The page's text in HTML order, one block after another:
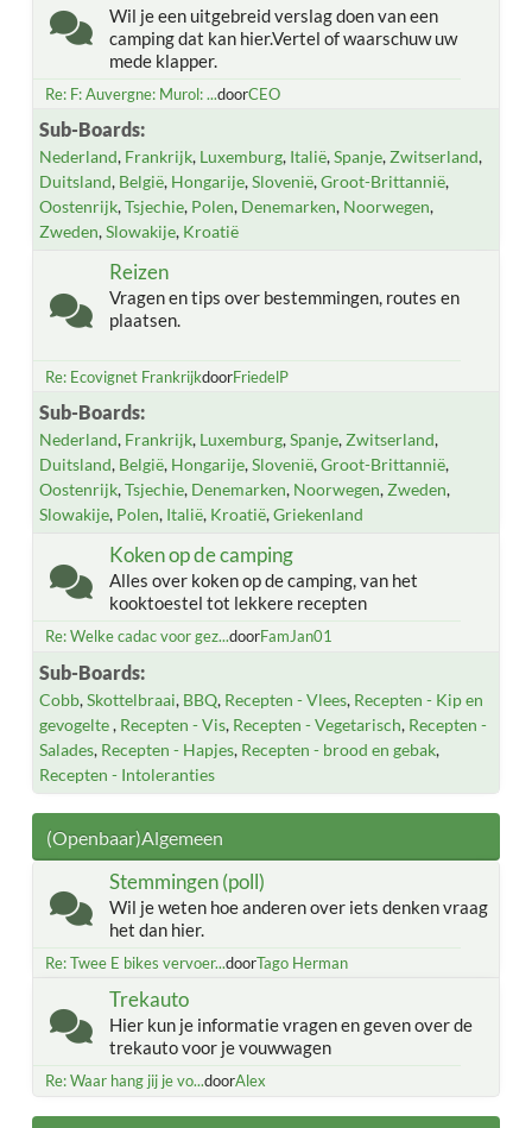
Wil je een uitgebreid verslag doen van een
camping dat kan hier.Vertel of waarschuw uw
mede klapper.
Re: F: Auvergne: Murol: ...doorCEO
Sub-Boards
Nederland Frankrijk Luxemburg Italië Spanje Zwitserland
Duitsland België Hongarije Slovenië Groot-Brittannië
Oostenrijk Tsjechie Polen Denemarken Noorwegen
Zweden Slowakije Kroatië
Reizen
Vragen en tips over bestemmingen, routes en
plaatsen.
Re: Ecovignet FrankrijkdoorFriedelP
Sub-Boards
Nederland Frankrijk Luxemburg Spanje Zwitserland
Duitsland België Hongarije Slovenië Groot-Brittannië
Oostenrijk Tsjechie Denemarken Noorwegen Zweden
Slowakije Polen Italië Kroatië Griekenland
Koken op de camping
Alles over koken op de camping, van het
kooktoestel tot lekkere recepten
Re: Welke cadac voor gez...doorFamJan01
Sub-Boards
Cobb Skottelbraai BBQ Recepten - Vlees Recepten - Kip en
gevogelte Recepten - Vis Recepten - Vegetarisch Recepten -
Salades Recepten - Hapjes Recepten - brood en gebak
Recepten - Intoleranties
(Openbaar)Algemeen
Stemmingen (poll)
Wil je weten hoe anderen over iets denken vraag
het dan hier.
Re: Twee E bikes vervoer...doorTago Herman
Trekauto
Hier kun je informatie vragen en geven over de
trekauto voor je vouwwagen
Re: Waar hang jij je vo...doorAlex